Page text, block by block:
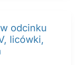
odcinku
licówki,